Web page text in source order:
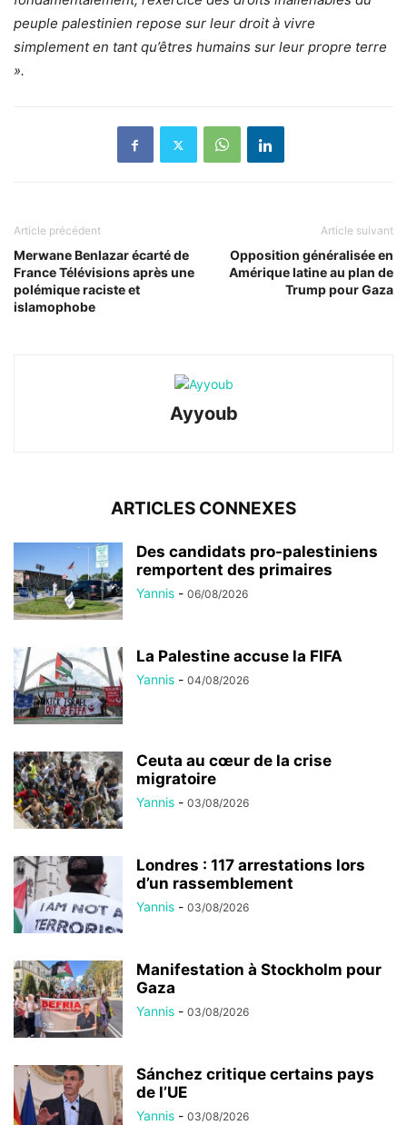
peuple palestinien repose sur leur droit à vivre
simplement en tant qu’êtres humains sur leur propre terre
».
Article précédent
Merwane Benlazar écarté de
France Télévisions après une
polémique raciste et
islamophobe
Article suivant
Opposition généralisée en
Amérique latine au plan de
Trump pour Gaza
Ayyoub
ARTICLES CONNEXES
Des candidats pro-palestiniens
remportent des primaires
Yannis - 06/08/2026
La Palestine accuse la FIFA
Yannis - 04/08/2026
Ceuta au cœur de la crise
migratoire
Yannis - 03/08/2026
Londres : 117 arrestations lors
d’un rassemblement
Yannis - 03/08/2026
Manifestation à Stockholm pour
Gaza
Yannis - 03/08/2026
Sánchez critique certains pays
de l’UE
Yannis - 03/08/2026